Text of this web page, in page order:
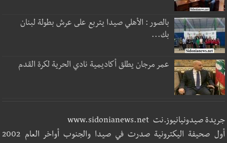
بالصور : الأهلي صيدا يتربع على عرش بطولة لبنان
بك...
عمر مرجان يطلق أكاديمية نادي الحرية لكرة القدم
جريدة صيدونيانيوز.نت www.sidonianews.net
أول صحيفة اليكترونية صدرت في صيدا والجنوب أواخر العام 2002